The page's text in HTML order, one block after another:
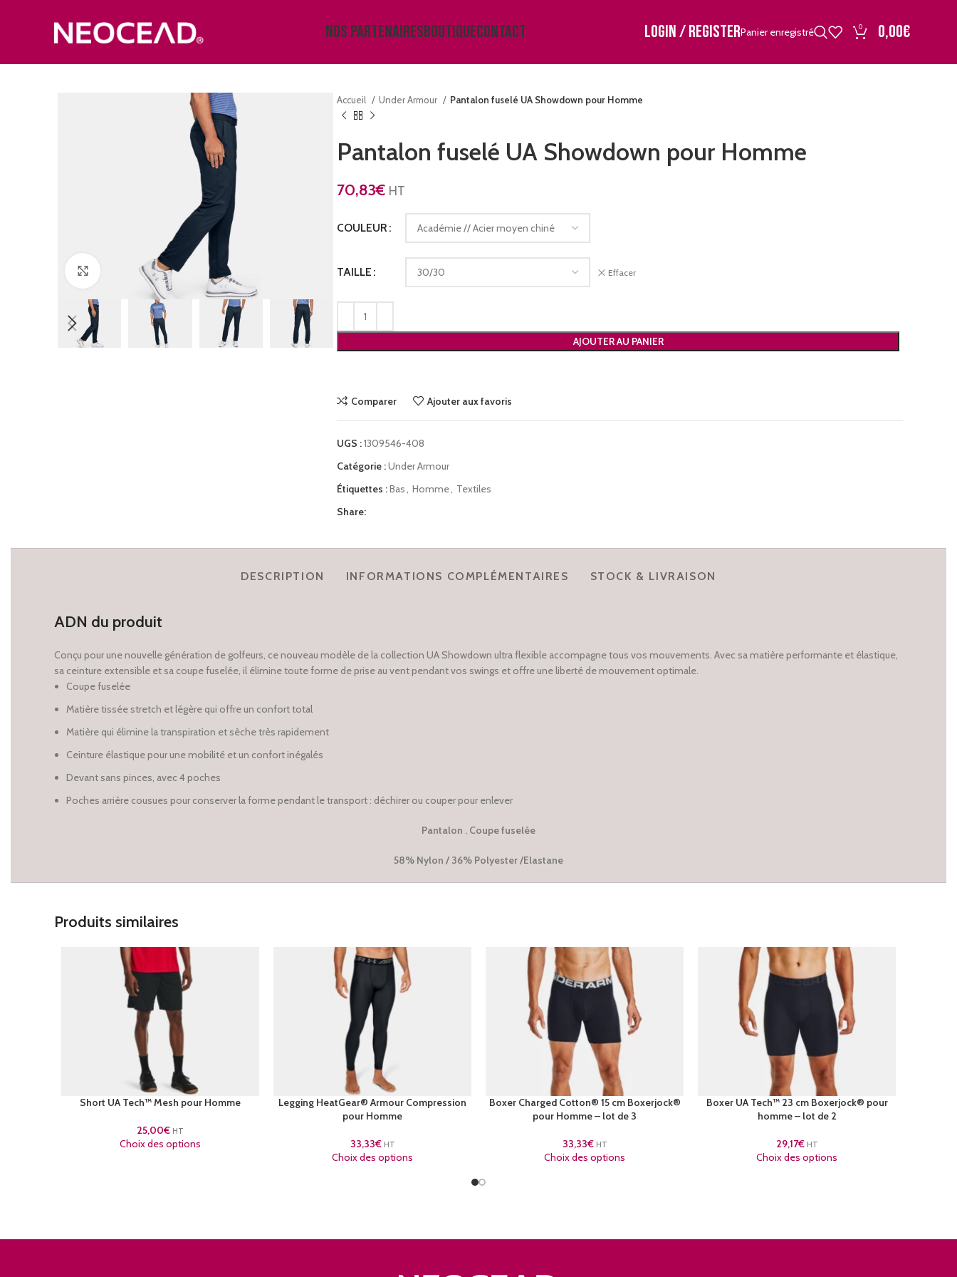
NOS PARTENAIRESBOUTIQUECONTACT LOGIN / REGISTERPanier enregistré 0 0,00€
Click to enlarge
Accueil Under Armour Pantalon fuselé UA Showdown pour Homme
Pantalon fuselé UA Showdown pour Homme
70,83€ HT
COULEUR
TAILLE Effacer
AJOUTER AU PANIER
Comparer Ajouter aux favoris
UGS :1309546-408
Catégorie :Under Armour
Étiquettes :Bas, Homme, Textiles
Share:
DESCRIPTION INFORMATIONS COMPLÉMENTAIRES STOCK & LIVRAISON
ADN du produit
Conçu pour une nouvelle génération de golfeurs, ce nouveau modèle de la collection UA Showdown ultra flexible accompagne tous vos mouvements. Avec sa matière performante et élastique,
sa ceinture extensible et sa coupe fuselée, il élimine toute forme de prise au vent pendant vos swings et offre une liberté de mouvement optimale.
Coupe fuselée
Matière tissée stretch et légère qui offre un confort total
Matière qui élimine la transpiration et sèche très rapidement
Ceinture élastique pour une mobilité et un confort inégalés
Devant sans pinces, avec 4 poches
Poches arrière cousues pour conserver la forme pendant le transport : déchirer ou couper pour enlever
Pantalon . Coupe fuselée
58% Nylon / 36% Polyester /Elastane
Produits similaires
Short UA Tech™ Mesh pour Homme
25,00€ HT
Choix des options
Legging HeatGear® Armour Compression
pour Homme
33,33€ HT
Choix des options
Boxer Charged Cotton® 15 cm Boxerjock®
pour Homme – lot de 3
33,33€ HT
Choix des options
Boxer UA Tech™ 23 cm Boxerjock® pour
homme – lot de 2
29,17€ HT
Choix des options